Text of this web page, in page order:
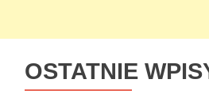
OSTATNIE